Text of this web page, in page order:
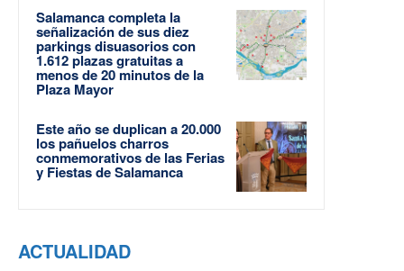
Salamanca completa la
señalización de sus diez
parkings disuasorios con
1.612 plazas gratuitas a
menos de 20 minutos de la
Plaza Mayor
Este año se duplican a 20.000
los pañuelos charros
conmemorativos de las Ferias
y Fiestas de Salamanca
ACTUALIDAD